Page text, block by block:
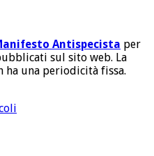
Antispecista per
sul sito web. La
ha una periodicità fissa.